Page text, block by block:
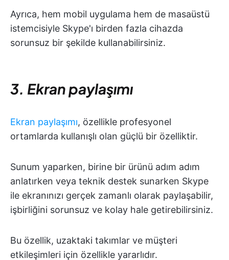
Ayrıca, hem mobil uygulama hem de masaüstü
istemcisiyle Skype'ı birden fazla cihazda
sorunsuz bir şekilde kullanabilirsiniz.
3. Ekran paylaşımı
Ekran paylaşımı, özellikle profesyonel
ortamlarda kullanışlı olan güçlü bir özelliktir.
Sunum yaparken, birine bir ürünü adım adım
anlatırken veya teknik destek sunarken Skype
ile ekranınızı gerçek zamanlı olarak paylaşabilir,
işbirliğini sorunsuz ve kolay hale getirebilirsiniz.
Bu özellik, uzaktaki takımlar ve müşteri
etkileşimleri için özellikle yararlıdır.